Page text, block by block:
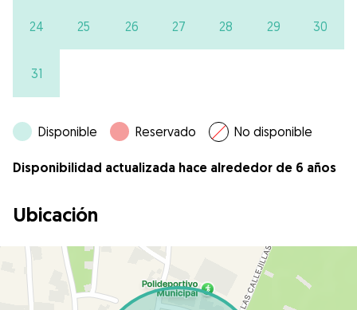
24 25 26 27 28 29 30
31
Disponible Reservado No disponible
Disponibilidad actualizada hace alrededor de 6 años
Ubicación